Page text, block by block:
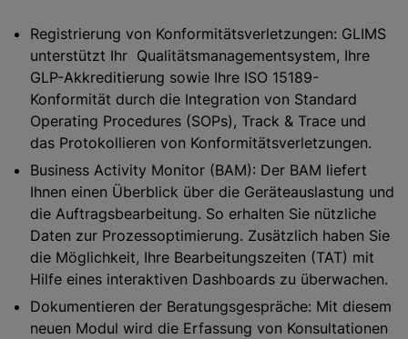
Registrierung von Konformitätsverletzungen: GLIMS
unterstützt Ihr Qualitätsmanagementsystem, Ihre
GLP-Akkreditierung sowie Ihre ISO 15189-
Konformität durch die Integration von Standard
Operating Procedures (SOPs), Track & Trace und
das Protokollieren von Konformitätsverletzungen.
Business Activity Monitor (BAM): Der BAM liefert
Ihnen einen Überblick über die Geräteauslastung und
die Auftragsbearbeitung. So erhalten Sie nützliche
Daten zur Prozessoptimierung. Zusätzlich haben Sie
die Möglichkeit, Ihre Bearbeitungszeiten (TAT) mit
Hilfe eines interaktiven Dashboards zu überwachen.
Dokumentieren der Beratungsgespräche: Mit diesem
neuen Modul wird die Erfassung von Konsultationen